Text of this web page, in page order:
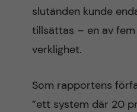
slutänden kunde
tillsättas – en av
verklighet.
Som rapportens
”ett system där 20